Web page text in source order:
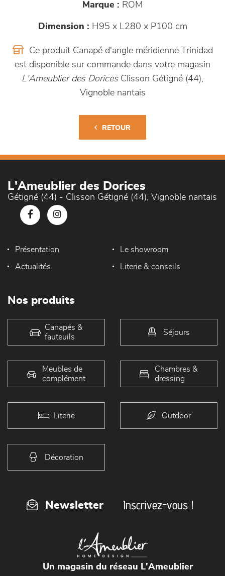
Marque : ROM
Dimension : H95 x L280 x P100 cm
Ce produit Canapé d'angle méridienne Trinidad
est disponible sur commande dans votre magasin
L'Ameublier des DoricesClisson Gétigné (44),
Vignoble nantais
RETOUR
L'Ameublier des Dorices
Gétigné (44) - Clisson Gétigné (44), Vignoble nantais
Présentation Le showroom
Actualités Literie & conseils
Nos produits
Canapés &
fauteuils
Séjours
Meubles de
complément
Chambres &
dressing
Literie Outdoor
Décoration
Newsletter Inscrivez-vous !
Un magasin du réseau L'Ameublier